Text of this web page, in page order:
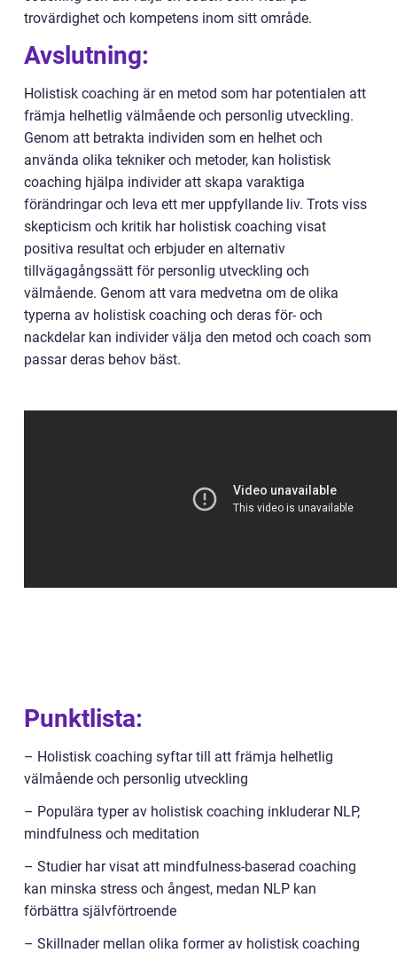
trovärdighet och kompetens inom sitt område.
Avslutning:
Holistisk coaching är en metod som har potentialen att
främja helhetlig välmående och personlig utveckling.
Genom att betrakta individen som en helhet och
använda olika tekniker och metoder, kan holistisk
coaching hjälpa individer att skapa varaktiga
förändringar och leva ett mer uppfyllande liv. Trots viss
skepticism och kritik har holistisk coaching visat
positiva resultat och erbjuder en alternativ
tillvägagångssätt för personlig utveckling och
välmående. Genom att vara medvetna om de olika
typerna av holistisk coaching och deras för- och
nackdelar kan individer välja den metod och coach som
passar deras behov bäst.
Punktlista:
– Holistisk coaching syftar till att främja helhetlig
välmående och personlig utveckling
– Populära typer av holistisk coaching inkluderar NLP,
mindfulness och meditation
– Studier har visat att mindfulness-baserad coaching
kan minska stress och ångest, medan NLP kan
förbättra självförtroende
– Skillnader mellan olika former av holistisk coaching